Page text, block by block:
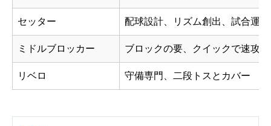
セッター 配球設計、リズム創出、試合運び
ミドルブロッカー ブロックの要、クイックで速攻
リベロ 守備専門、二段トスとカバー